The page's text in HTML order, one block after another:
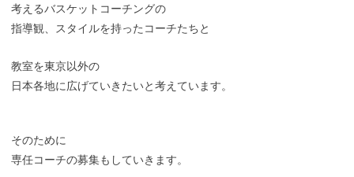
考えるバスケットコーチングの
指導観、スタイルを持ったコーチたちと
教室を東京以外の
日本各地に広げていきたいと考えています。
そのために
専任コーチの募集もしていきます。